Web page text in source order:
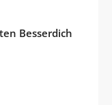
Besserdich